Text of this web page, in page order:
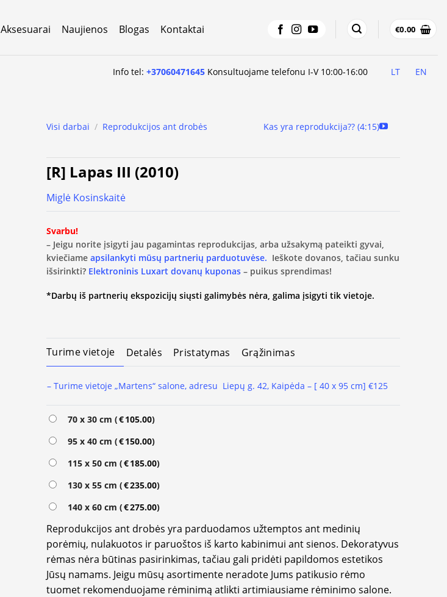
Aksesuarai Naujienos Blogas Kontaktai €0.00
Info tel:+37060471645 Konsultuojame telefonu I-V 10:00-16:00 LT EN
Visi darbai / Reprodukcijos ant drobės Kas yra reprodukcija?? (4:15)
[R] Lapas III (2010)
Miglė Kosinskaitė
Svarbu!
– Jeigu norite įsigyti jau pagamintas reprodukcijas, arba užsakymą pateikti gyvai,
kviečiame apsilankyti mūsų partnerių parduotuvėse. Ieškote dovanos, tačiau sunku
išsirinkti? Elektroninis Luxart dovanų kuponas – puikus sprendimas!
*Darbų iš partnerių ekspozicijų siųsti galimybės nėra, galima įsigyti tik vietoje.
Turime vietoje Detalės Pristatymas Grąžinimas
– Turime vietoje „Martens“ salone, adresu Liepų g. 42, Kaipėda – [ 40 x 95 cm] €125
70 x 30 cm (€105.00)
95 x 40 cm (€150.00)
115 x 50 cm (€185.00)
130 x 55 cm (€235.00)
140 x 60 cm (€275.00)
Reprodukcijos ant drobės yra parduodamos užtemptos ant medinių
porėmių, nulakuotos ir paruoštos iš karto kabinimui ant sienos. Dekoratyvus
rėmas nėra būtinas pasirinkimas, tačiau gali pridėti papildomos estetikos
Jūsų namams. Jeigu mūsų asortimente neradote Jums patikusio rėmo
tuomet rekomenduojame rėminimą atlikti artimiausiame rėminimo salone.
Alternative: